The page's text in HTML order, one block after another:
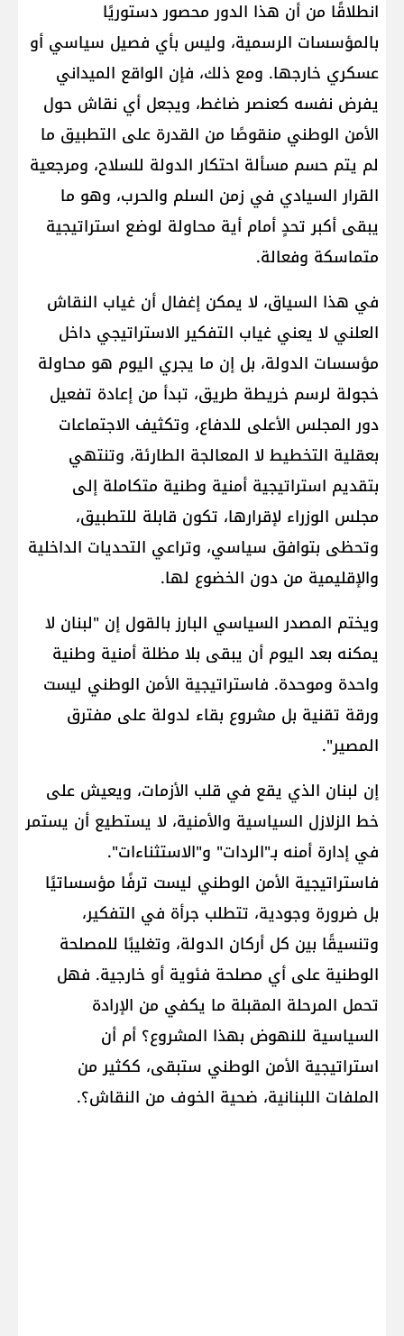
انطلاقًا من أن هذا الدور محصور دستوريًا
بالمؤسسات الرسمية، وليس بأي فصيل سياسي أو
عسكري خارجها. ومع ذلك، فإن الواقع الميداني
يفرض نفسه كعنصر ضاغط، ويجعل أي نقاش حول
الأمن الوطني منقوصًا من القدرة على التطبيق ما
لم يتم حسم مسألة احتكار الدولة للسلاح، ومرجعية
القرار السيادي في زمن السلم والحرب، وهو ما
يبقى أكبر تحدٍ أمام أية محاولة لوضع استراتيجية
متماسكة وفعالة.
في هذا السياق، لا يمكن إغفال أن غياب النقاش
العلني لا يعني غياب التفكير الاستراتيجي داخل
مؤسسات الدولة، بل إن ما يجري اليوم هو محاولة
خجولة لرسم خريطة طريق، تبدأ من إعادة تفعيل
دور المجلس الأعلى للدفاع، وتكثيف الاجتماعات
بعقلية التخطيط لا المعالجة الطارئة، وتنتهي
بتقديم استراتيجية أمنية وطنية متكاملة إلى
مجلس الوزراء لإقرارها، تكون قابلة للتطبيق،
وتحظى بتوافق سياسي، وتراعي التحديات الداخلية
والإقليمية من دون الخضوع لها.
ويختم المصدر السياسي البارز بالقول إن "لبنان لا
يمكنه بعد اليوم أن يبقى بلا مظلة أمنية وطنية
واحدة وموحدة. فاستراتيجية الأمن الوطني ليست
ورقة تقنية بل مشروع بقاء لدولة على مفترق
المصير".
إن لبنان الذي يقع في قلب الأزمات، ويعيش على
خط الزلازل السياسية والأمنية، لا يستطيع أن يستمر
في إدارة أمنه بـ"الردات" و"الاستثناءات".
فاستراتيجية الأمن الوطني ليست ترفًا مؤسساتيًا
بل ضرورة وجودية، تتطلب جرأة في التفكير،
وتنسيقًا بين كل أركان الدولة، وتغليبًا للمصلحة
الوطنية على أي مصلحة فئوية أو خارجية. فهل
تحمل المرحلة المقبلة ما يكفي من الإرادة
السياسية للنهوض بهذا المشروع؟ أم أن
استراتيجية الأمن الوطني ستبقى، ككثير من
الملفات اللبنانية، ضحية الخوف من النقاش؟.